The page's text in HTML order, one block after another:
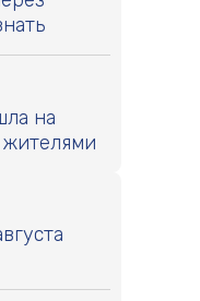
на